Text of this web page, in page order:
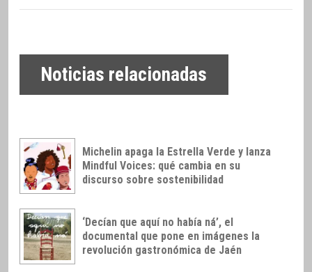
Noticias relacionadas
Michelin apaga la Estrella Verde y lanza
Mindful Voices: qué cambia en su
discurso sobre sostenibilidad
‘Decían que aquí no había ná’, el
documental que pone en imágenes la
revolución gastronómica de Jaén